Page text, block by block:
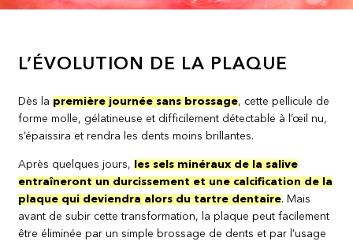
L’ÉVOLUTION DE LA PLAQUE
Dès la première journée sans brossage, cette pellicule de
forme molle, gélatineuse et difficilement détectable à l’œil nu,
s’épaissira et rendra les dents moins brillantes.
Après quelques jours,
les sels minéraux de la salive
entraîneront un durcissement et une calcification de la
plaque qui deviendra alors du tartre dentaire. Mais
avant de subir cette transformation, la plaque peut facilement
être éliminée par un simple brossage de dents et par l’usage